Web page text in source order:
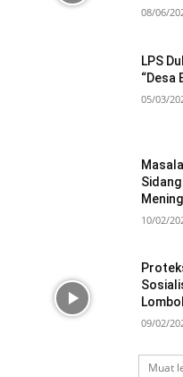
08/06/
LPS
“Desa
05/03/
10/02/
09/02/
Muat